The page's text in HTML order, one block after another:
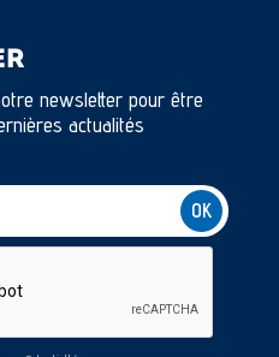
newsletter pour être
actualités